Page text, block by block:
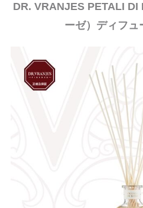
DR. VRANJES PETALI DI
ーゼ）ディフュ